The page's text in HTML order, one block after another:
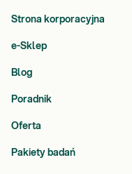
Strona korporacyjna
e-Sklep
Blog
Poradnik
Oferta
Pakiety badań